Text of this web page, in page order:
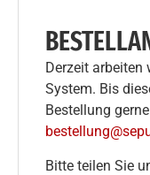
Derzeit arbeiten
System. Bis
Bestellung
Bitte teilen Sie